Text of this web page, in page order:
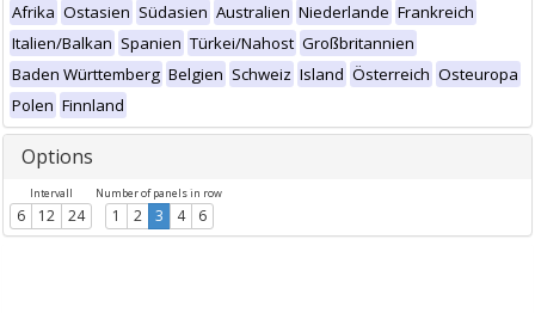
Afrika Ostasien Südasien Australien Niederlande Frankreich
Italien/Balkan Spanien Türkei/Nahost Großbritannien
Baden Württemberg Belgien Schweiz Island Österreich Osteuropa
Polen Finnland
Options
Intervall
6 12 24
Number of panels in row
1 2 3 4 6